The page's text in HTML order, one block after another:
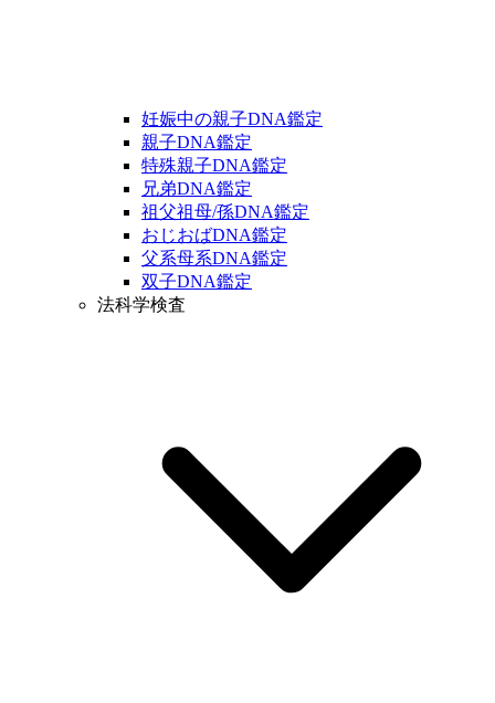
妊娠中の親子DNA鑑定
親子DNA鑑定
特殊親子DNA鑑定
兄弟DNA鑑定
祖父祖母/孫DNA鑑定
おじおばDNA鑑定
父系母系DNA鑑定
双子DNA鑑定
法科学検査